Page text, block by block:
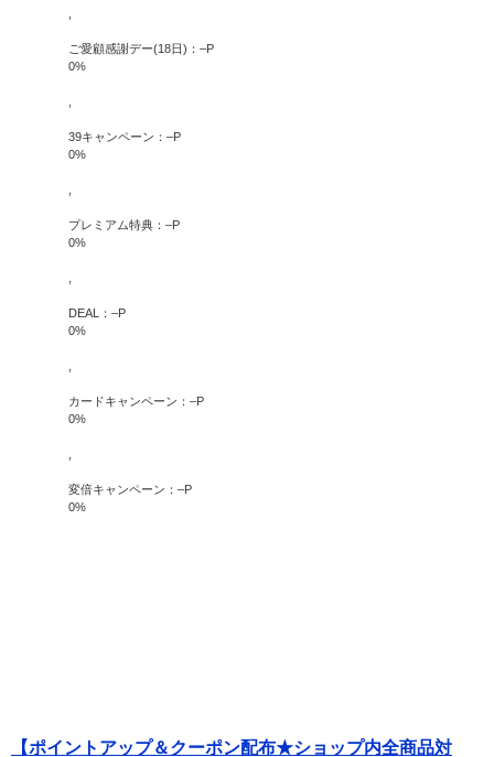
ご愛顧感謝デー(18日)： –P
0%
39キャンペーン： –P
0%
プレミアム特典： –P
0%
DEAL： –P
0%
カードキャンペーン： –P
0%
変倍キャンペーン： –P
0%
【ポイントアップ＆クーポン配布★ショップ内全商品対